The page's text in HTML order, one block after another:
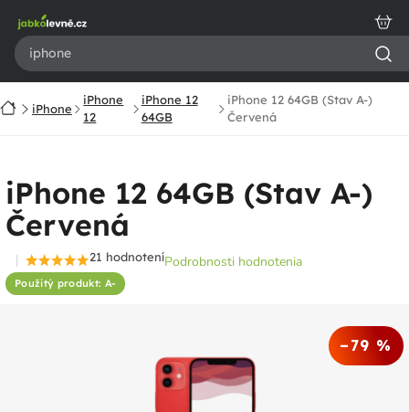
obsah
DomoviPhone
iPhone
12
iPhone 12
64GB
iPhone 12 64GB (Stav A-)
Červená
iPhone 12 64GB (Stav A-)
Červená
Použitý produkt: A-
Priemerné
hodnotenie
21 hodnoteníPodrobnosti hodnotenia
–79 %